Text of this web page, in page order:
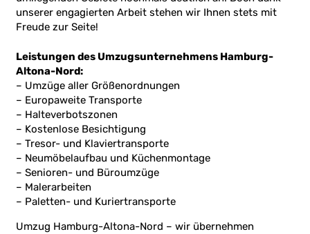
unserer engagierten Arbeit stehen wir Ihnen stets mit
Freude zur Seite!
Leistungen des Umzugsunternehmens Hamburg-
Altona-Nord:
– Umzüge aller Größenordnungen
– Europaweite Transporte
– Halteverbotszonen
– Kostenlose Besichtigung
– Tresor- und Klaviertransporte
– Neumöbelaufbau und Küchenmontage
– Senioren- und Büroumzüge
– Malerarbeiten
– Paletten- und Kuriertransporte
Umzug Hamburg-Altona-Nord – wir übernehmen